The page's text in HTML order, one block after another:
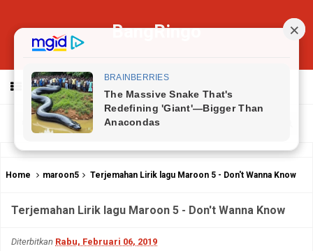
BangRingo
MENU
Home maroon5 Terjemahan Lirik lagu Maroon 5 - Don't Wanna Know
Terjemahan Lirik lagu Maroon 5 - Don't Wanna Know
Diterbitkan Rabu, Februari 06, 2019